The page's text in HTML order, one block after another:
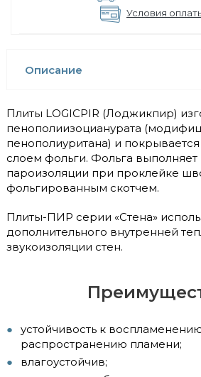
Условия
Описание
Плиты LOGICPIR (Лоджикпир)
пенополиизоцианурата
пенополиуритана) и
слоем фольги. Фольга
пароизоляции при проклейке
фольгированным скотчем.
Плиты-ПИР серии «Стена»
дополнительного внутренней
звукоизоляции стен.
устойчивость к
распространению пламени;
влагоустойчив;